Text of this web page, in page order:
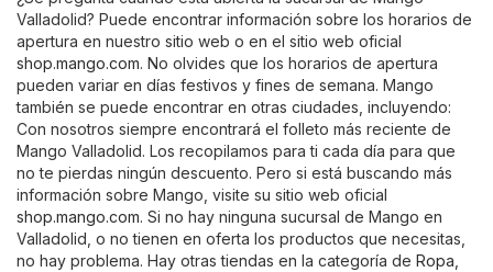
Valladolid? Puede encontrar información sobre los horarios de
apertura en nuestro sitio web o en el sitio web oficial
shop.mango.com. No olvides que los horarios de apertura
pueden variar en días festivos y fines de semana. Mango
también se puede encontrar en otras ciudades, incluyendo:
Con nosotros siempre encontrará el folleto más reciente de
Mango Valladolid. Los recopilamos para ti cada día para que
no te pierdas ningún descuento. Pero si está buscando más
información sobre Mango, visite su sitio web oficial
shop.mango.com. Si no hay ninguna sucursal de Mango en
Valladolid, o no tienen en oferta los productos que necesitas,
no hay problema. Hay otras tiendas en la categoría de Ropa,